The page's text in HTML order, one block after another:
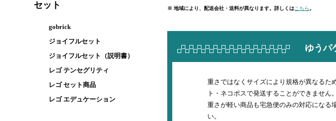
セット
gobrick
ジョイフルセット
ジョイフルセット（説明書）
レゴ テンセグリティ
レゴ セット商品
レゴ エデュケーション
※ 地域により、配送会社・送料が異なります。詳しくはこちら。
ゆうパ
重さではなくサイズにより規格が異なるた
ト・ネコポスで発送することができません。
重さが軽い商品も宅急便のみの対応になる
い。